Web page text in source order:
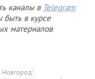
каналы в Telegram
быть в курсе
материалов